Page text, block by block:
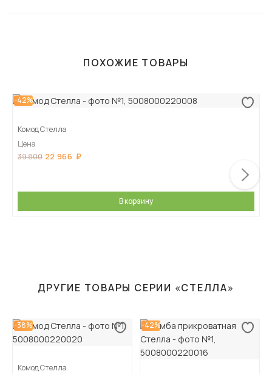
ПОХОЖИЕ ТОВАРЫ
-42%
Комод Стелла
Цена
39 800 22 966
В корзину
ДРУГИЕ ТОВАРЫ СЕРИИ «СТЕЛЛА»
-38%
Комод Стелла
-42%